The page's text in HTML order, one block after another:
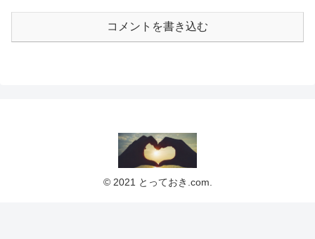
コメントを書き込む
© 2021 とっておき.com.